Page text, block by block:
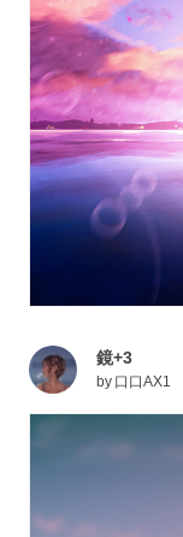
鏡+3
by 口口AX1